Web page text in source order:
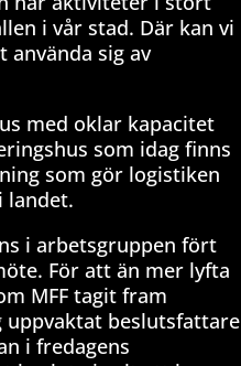
i vår stad. Där kan vi
sig av
med oklar kapacitet
som idag finns
som gör logistiken
landet.
i arbetsgruppen fört
För att än mer lyfta
MFF tagit fram
beslutsfattare
i fredagens